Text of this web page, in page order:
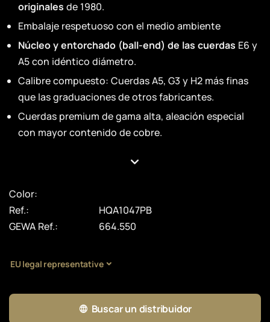
originales de 1980.
Embalaje respetuoso con el medio ambiente
Núcleo y entorchado (ball-end) de las cuerdas E6 y
A5 con idéntico diámetro.
Calibre compuesto: Cuerdas A5, G3 y H2 más finas
que las graduaciones de otros fabricantes.
Cuerdas premium de gama alta, aleación especial
con mayor contenido de cobre.
Color:
Ref.:
HQA1047PB
GEWA Ref.:
664.550
EU legal representative
Buscar un distribuidor